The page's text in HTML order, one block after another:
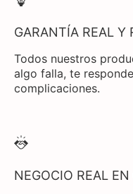
GARANTÍA REAL Y
Todos nuestros
algo falla, te
complicaciones.
NEGOCIO REAL